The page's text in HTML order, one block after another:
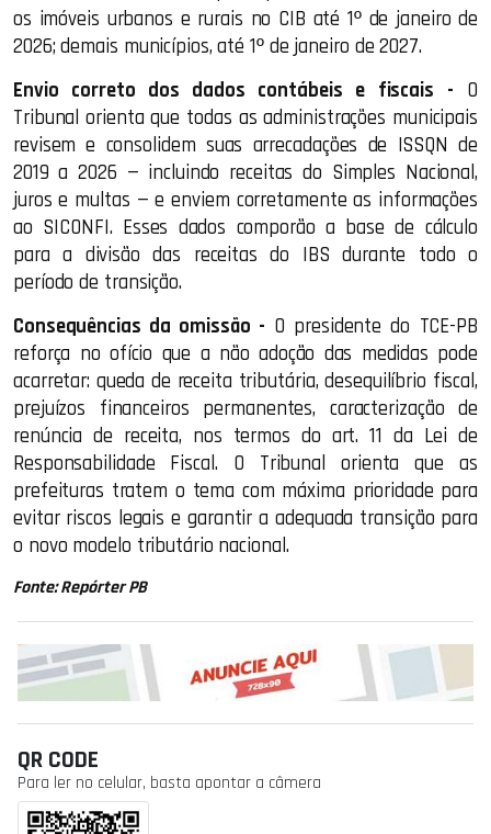
os imóveis urbanos e rurais no CIB até 1º de janeiro de
2026; demais municípios, até 1º de janeiro de 2027.
Envio correto dos dados contábeis e fiscais - O
Tribunal orienta que todas as administrações municipais
revisem e consolidem suas arrecadações de ISSQN de
2019 a 2026 — incluindo receitas do Simples Nacional,
juros e multas — e enviem corretamente as informações
ao SICONFI. Esses dados comporão a base de cálculo
para a divisão das receitas do IBS durante todo o
período de transição.
Consequências da omissão - O presidente do TCE-PB
reforça no ofício que a não adoção das medidas pode
acarretar: queda de receita tributária, desequilíbrio fiscal,
prejuízos financeiros permanentes, caracterização de
renúncia de receita, nos termos do art. 11 da Lei de
Responsabilidade Fiscal. O Tribunal orienta que as
prefeituras tratem o tema com máxima prioridade para
evitar riscos legais e garantir a adequada transição para
o novo modelo tributário nacional.
Fonte: Repórter PB
QR CODE
Para ler no celular, basta apontar a câmera